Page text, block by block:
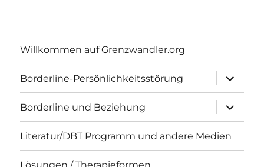
Willkommen auf Grenzwandler.org
Borderline-Persönlichkeitsstörung
öffnen
Borderline und Beziehung
öffnen
Literatur/DBT Programm und andere Medien
Lösungen / Therapieformen